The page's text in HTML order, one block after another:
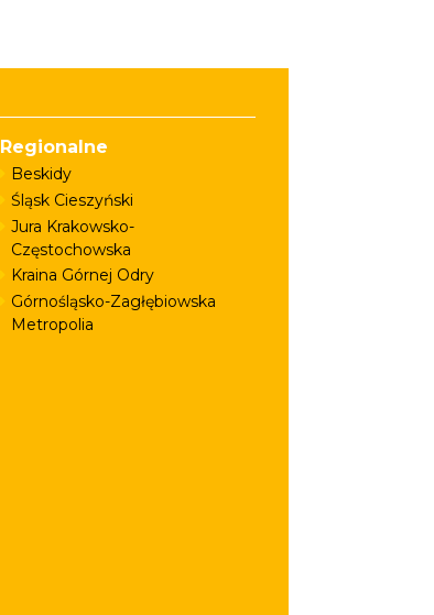
Regionalne
Beskidy
Śląsk Cieszyński
Jura Krakowsko-
Częstochowska
Kraina Górnej Odry
Górnośląsko-Zagłębiowska
Metropolia